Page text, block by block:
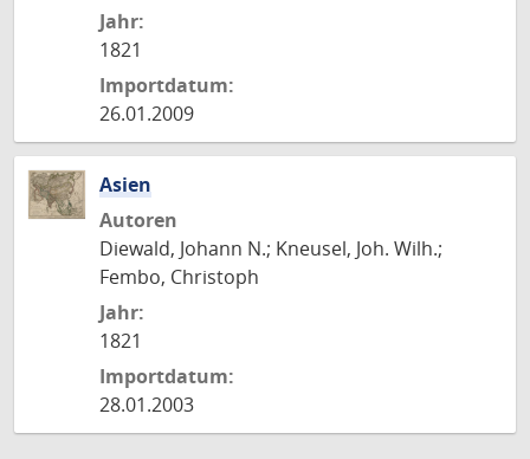
Jahr:
1821
Importdatum:
26.01.2009
Asien
Autoren
Diewald, Johann N.; Kneusel, Joh. Wilh.;
Fembo, Christoph
Jahr:
1821
Importdatum:
28.01.2003